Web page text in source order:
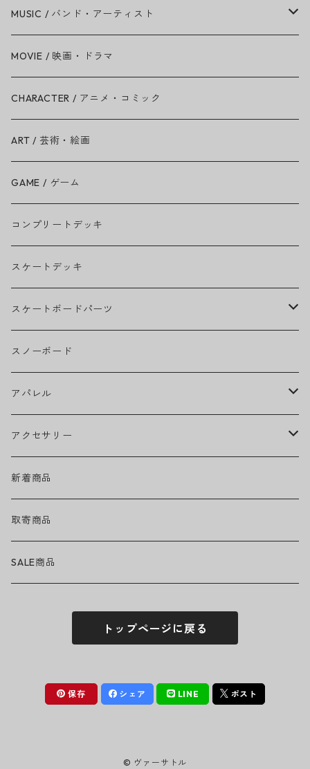
MUSIC / バンド・アーティスト
Amy Winehouse
Ariana Grande
BAD RELIGION
BEASTIE BOYS
THE BEATLES
BILLIE EILISH
BOB MARLEY
CAMILA CABELLO
Ed Sheeran
EMINEM
GREEN DAY
GUNS N' ROSES
LADY GAGA
MICHAEL JACKSON
MY CHEMICAL ROMANCE
MOVIE / 映画・ドラマ
CHARACTER / アニメ・コミック
ART / 芸術・絵画
GAME / ゲーム
コンプリートデッキ
スケートデッキ
スケートボードパーツ
グリップテープ
ウィール
ベアリング
トラック
ヘルメット・プロテクター
アクセサリー・小物
スノーボード
アパレル
ヘッドウェア
キャップ
ハット
ネックウェア
トップス
Tシャツ・ロングTシャツ
ボトムス
パンツ・ズボン
アクセサリー
ハードグッズ
バッグ・ポーチ
サングラス
フィギュア
新着商品
取寄商品
SALE商品
トップページに戻る
保存 シェア LINE ポスト
© ヴァーサトル